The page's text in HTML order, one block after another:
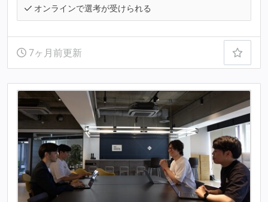
オンラインで選考が受けられる
7ヶ月前更新